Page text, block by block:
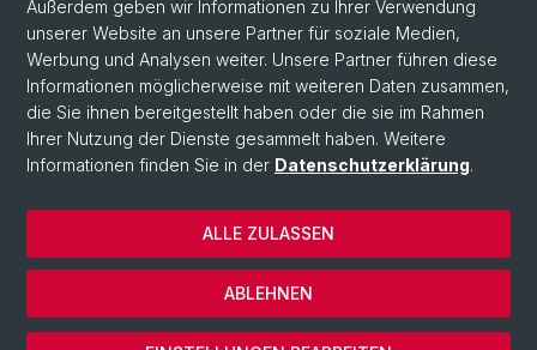
LinkedIn
TikTok
Außerdem geben wir Informationen zu Ihrer Verwendung
unserer Website an unsere Partner für soziale Medien,
Werbung und Analysen weiter. Unsere Partner führen diese
Informationen möglicherweise mit weiteren Daten zusammen,
die Sie ihnen bereitgestellt haben oder die sie im Rahmen
Ihrer Nutzung der Dienste gesammelt haben. Weitere
Informationen finden Sie in der Datenschutzerklärung.
ABLEHNEN
ALLE ZULASSEN